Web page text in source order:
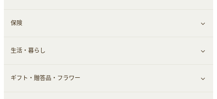
スマホ・携帯電話・SIM
定額制有料コンテンツ
証券
仮想通貨
銀行・ネット銀行
キャッシング・ローン
保険
すべて見る
保険相談・面談
生活・暮らし
すべて見る
ギフト・贈答品・フラワー